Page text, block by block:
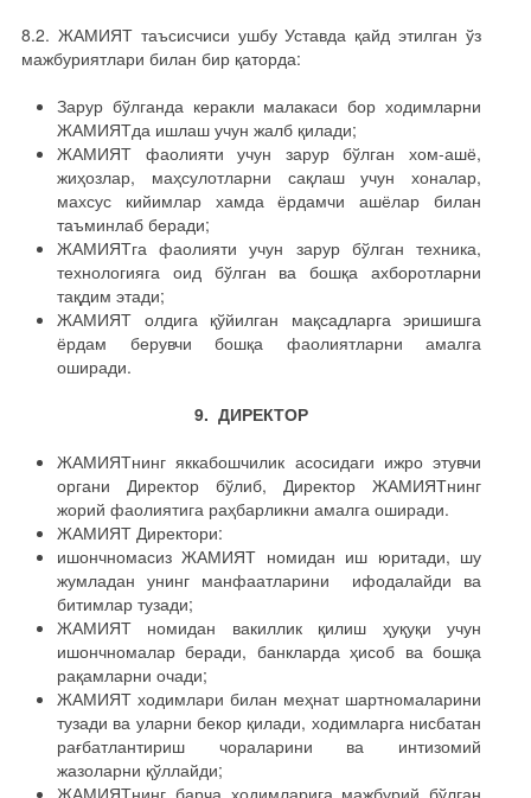
8.2. ЖАМИЯТ таъсисчиси ушбу Уставда қайд этилган ўз
мажбуриятлари билан бир қаторда:
Зарур бўлганда керакли малакаси бор ходимларни
ЖАМИЯТда ишлаш учун жалб қилади;
ЖАМИЯТ фаолияти учун зарур бўлган хом-ашё,
жиҳозлар, маҳсулотларни сақлаш учун хоналар,
махсус кийимлар хамда ёрдамчи ашёлар билан
таъминлаб беради;
ЖАМИЯТга фаолияти учун зарур бўлган техника,
технологияга оид бўлган ва бошқа ахборотларни
тақдим этади;
ЖАМИЯТ олдига қўйилган мақсадларга эришишга
ёрдам берувчи бошқа фаолиятларни амалга
оширади.
9. ДИРЕКТОР
ЖАМИЯТнинг яккабошчилик асосидаги ижро этувчи
органи Директор бўлиб, Директор ЖАМИЯТнинг
жорий фаолиятига раҳбарликни амалга оширади.
ЖАМИЯТ Директори:
ишончномасиз ЖАМИЯТ номидан иш юритади, шу
жумладан унинг манфаатларини ифодалайди ва
битимлар тузади;
ЖАМИЯТ номидан вакиллик қилиш ҳуқуқи учун
ишончномалар беради, банкларда ҳисоб ва бошқа
рақамларни очади;
ЖАМИЯТ ходимлари билан меҳнат шартномаларини
тузади ва уларни бекор қилади, ходимларга нисбатан
рағбатлантириш чораларини ва интизомий
жазоларни қўллайди;
ЖАМИЯТнинг барча ходимларига мажбурий бўлган